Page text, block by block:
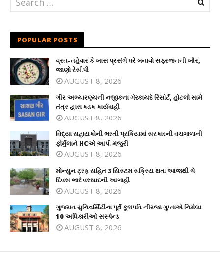
POPULAR POSTS
વ્રત-તહેવાર કે ખાસ પ્રસંગે ઘરે બનાવો સફરજનની ખીર,
જાણો રેસીપી
AUGUST 8, 2026
ગીર અભ્યારણ્યની નજીકના ગેરકાયદે રિસોર્ટ, હોટલો સામે
તંત્ર દ્વારા કડક કાર્યવાહી
AUGUST 8, 2026
વિદ્યા સહાયકોની ભરતી પ્રકિયામાં સરકારની વચગાળાની
ફોર્મુલાને HCએ આપી મંજુરી
AUGUST 8, 2026
મોન્સુન ટ્રફ સહિત 3 સિસ્ટમ સક્રિય થતાં આજથી બે
દિવસ ભારે વરસાદની આગાહી
AUGUST 8, 2026
ગુજરાત યુનિવર્સિટીના પૂર્વ કૂલપતિ નીરજા ગુપ્તાએ નિમેલા
10 અધિકારીઓ સસ્પેન્ડ
AUGUST 8, 2026